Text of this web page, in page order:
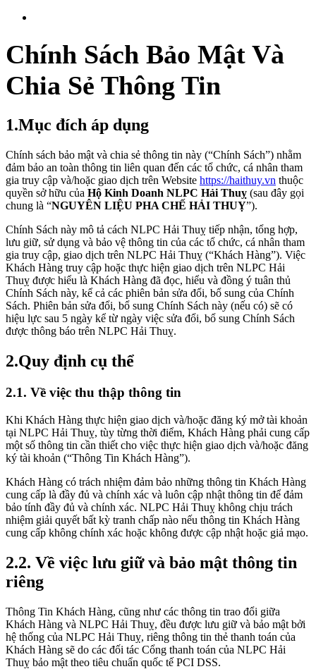
Chính Sách Bảo Mật Và
Chia Sẻ Thông Tin
1.Mục đích áp dụng
Chính sách bảo mật và chia sẻ thông tin này (“Chính Sách”) nhằm
đảm bảo an toàn thông tin liên quan đến các tổ chức, cá nhân tham
gia truy cập và/hoặc giao dịch trên Website https://haithuy.vn thuộc
quyền sở hữu của Hộ Kinh Doanh NLPC Hải Thuỵ (sau đây gọi
chung là “NGUYÊN LIỆU PHA CHẾ HẢI THUỴ”).
Chính Sách này mô tả cách NLPC Hải Thuỵ tiếp nhận, tổng hợp,
lưu giữ, sử dụng và bảo vệ thông tin của các tổ chức, cá nhân tham
gia truy cập, giao dịch trên NLPC Hải Thuỵ (“Khách Hàng”). Việc
Khách Hàng truy cập hoặc thực hiện giao dịch trên NLPC Hải
Thuỵ được hiểu là Khách Hàng đã đọc, hiểu và đồng ý tuân thủ
Chính Sách này, kể cả các phiên bản sửa đổi, bổ sung của Chính
Sách. Phiên bản sửa đổi, bổ sung Chính Sách này (nếu có) sẽ có
hiệu lực sau 5 ngày kể từ ngày việc sửa đổi, bổ sung Chính Sách
được thông báo trên NLPC Hải Thuỵ.
2.Quy định cụ thể
2.1. Về việc thu thập thông tin
Khi Khách Hàng thực hiện giao dịch và/hoặc đăng ký mở tài khoản
tại NLPC Hải Thuỵ, tùy từng thời điểm, Khách Hàng phải cung cấp
một số thông tin cần thiết cho việc thực hiện giao dịch và/hoặc đăng
ký tài khoản (“Thông Tin Khách Hàng”).
Khách Hàng có trách nhiệm đảm bảo những thông tin Khách Hàng
cung cấp là đầy đủ và chính xác và luôn cập nhật thông tin để đảm
bảo tính đầy đủ và chính xác. NLPC Hải Thuỵ không chịu trách
nhiệm giải quyết bất kỳ tranh chấp nào nếu thông tin Khách Hàng
cung cấp không chính xác hoặc không được cập nhật hoặc giả mạo.
2.2. Về việc lưu giữ và bảo mật thông tin
riêng
Thông Tin Khách Hàng, cũng như các thông tin trao đổi giữa
Khách Hàng và NLPC Hải Thuỵ, đều được lưu giữ và bảo mật bởi
hệ thống của NLPC Hải Thuỵ, riêng thông tin thẻ thanh toán của
Khách Hàng sẽ do các đối tác Cổng thanh toán của NLPC Hải
Thuỵ bảo mật theo tiêu chuẩn quốc tế PCI DSS.